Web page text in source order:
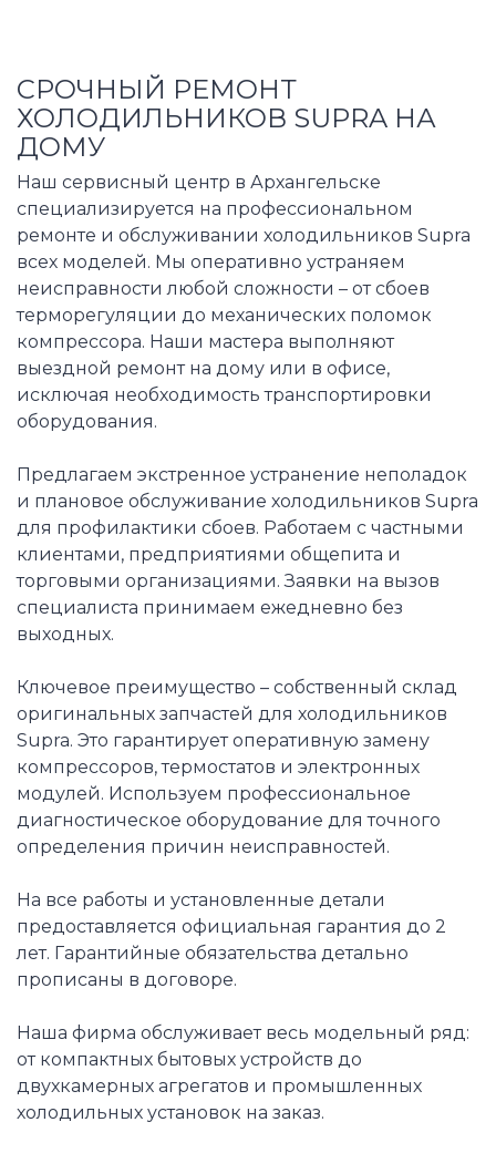
СРОЧНЫЙ РЕМОНТ
ХОЛОДИЛЬНИКОВ SUPRA НА
ДОМУ
Наш сервисный центр в Архангельске
специализируется на профессиональном
ремонте и обслуживании холодильников Supra
всех моделей. Мы оперативно устраняем
неисправности любой сложности – от сбоев
терморегуляции до механических поломок
компрессора. Наши мастера выполняют
выездной ремонт на дому или в офисе,
исключая необходимость транспортировки
оборудования.
Предлагаем экстренное устранение неполадок
и плановое обслуживание холодильников Supra
для профилактики сбоев. Работаем с частными
клиентами, предприятиями общепита и
торговыми организациями. Заявки на вызов
специалиста принимаем ежедневно без
выходных.
Ключевое преимущество – собственный склад
оригинальных запчастей для холодильников
Supra. Это гарантирует оперативную замену
компрессоров, термостатов и электронных
модулей. Используем профессиональное
диагностическое оборудование для точного
определения причин неисправностей.
На все работы и установленные детали
предоставляется официальная гарантия до 2
лет. Гарантийные обязательства детально
прописаны в договоре.
Наша фирма обслуживает весь модельный ряд:
от компактных бытовых устройств до
двухкамерных агрегатов и промышленных
холодильных установок на заказ.